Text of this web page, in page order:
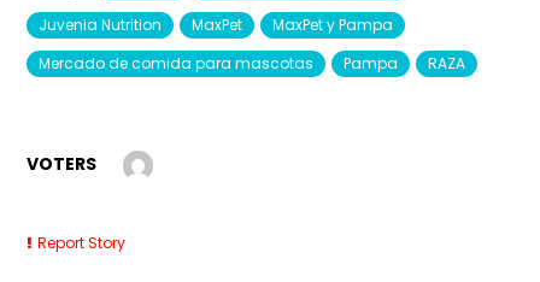
Juvenia Nutrition
MaxPet
MaxPet y Pampa
Mercado de comida para mascotas
Pampa RAZA
VOTERS
Report Story